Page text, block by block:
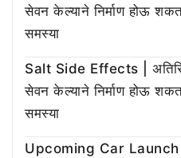
सेवन केल्याने निर्माण होऊ
समस्या
Salt Side Effects |
सेवन केल्याने निर्माण होऊ
समस्या
Upcoming Car Launch